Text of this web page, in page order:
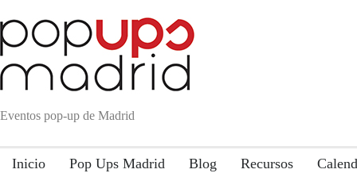
Eventos pop-up de Madrid
Inicio Pop Ups Madrid Blog Recursos